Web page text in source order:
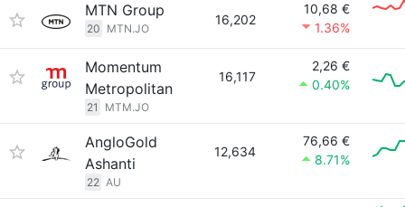
MTN Group
20 MTN.JO
16,202
10,68 €
1.36%
Momentum
Metropolitan
21 MTM.JO
16,117
2,26 €
0.40%
AngloGold
Ashanti
22 AU
12,634
76,66 €
8.71%